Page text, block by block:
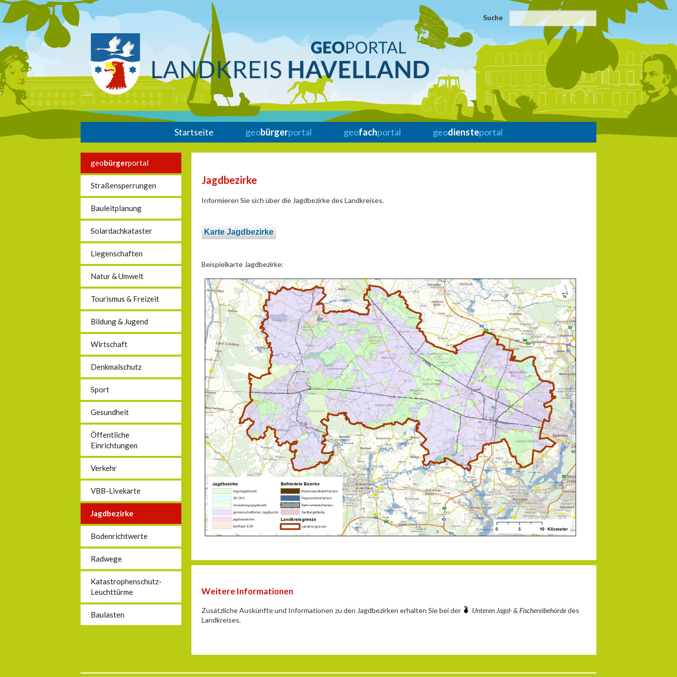
Suche
Startseite geobürgerportal geofachportal geodiensteportal
geobürgerportal
Straßensperrungen
Bauleitplanung
Solardachkataster
Liegenschaften
Natur & Umwelt
Tourismus & Freizeit
Bildung & Jugend
Wirtschaft
Denkmalschutz
Sport
Gesundheit
Öffentliche
Einrichtungen
Verkehr
VBB-Livekarte
Jagdbezirke
Bodenrichtwerte
Radwege
Katastrophenschutz-
Leuchttürme
Baulasten
Jagdbezirke
Informieren Sie sich über die Jagdbezirke des Landkreises.
Karte Jagdbezirke
Beispielkarte Jagdbezirke:
Weitere Informationen
Zusätzliche Auskünfte und Informationen zu den Jagdbezirken erhalten Sie bei der Unteren Jagd- & Fischereibehördedes
Landkreises.